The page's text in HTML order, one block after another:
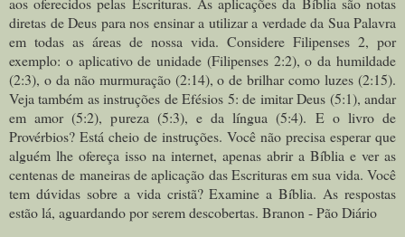
diretas de Deus para nos ensinar a utilizar a verdade da Sua Palavra
em todas as áreas de nossa vida. Considere Filipenses 2, por
exemplo: o aplicativo de unidade (Filipenses 2:2), o da humildade
(2:3), o da não murmuração (2:14), o de brilhar como luzes (2:15).
Veja também as instruções de Efésios 5: de imitar Deus (5:1), andar
em amor (5:2), pureza (5:3), e da língua (5:4). E o livro de
Provérbios? Está cheio de instruções. Você não precisa esperar que
alguém lhe ofereça isso na internet, apenas abrir a Bíblia e ver as
centenas de maneiras de aplicação das Escrituras em sua vida. Você
tem dúvidas sobre a vida cristã? Examine a Bíblia. As respostas
estão lá, aguardando por serem descobertas. Branon - Pão Diário